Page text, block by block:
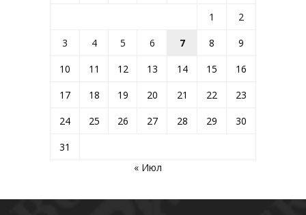
1
2
3
4 5 6 7 8
9
10
11 12 13 14 15
16
17
18 19 20 21 22
23
24
25 26 27 28 29
30
31
« Июл